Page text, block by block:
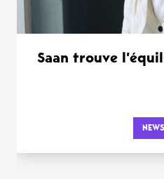
Saan trouve
NEWS